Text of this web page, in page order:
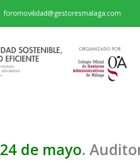
foromovilidad@gestoresmalaga.com
24 de mayo.